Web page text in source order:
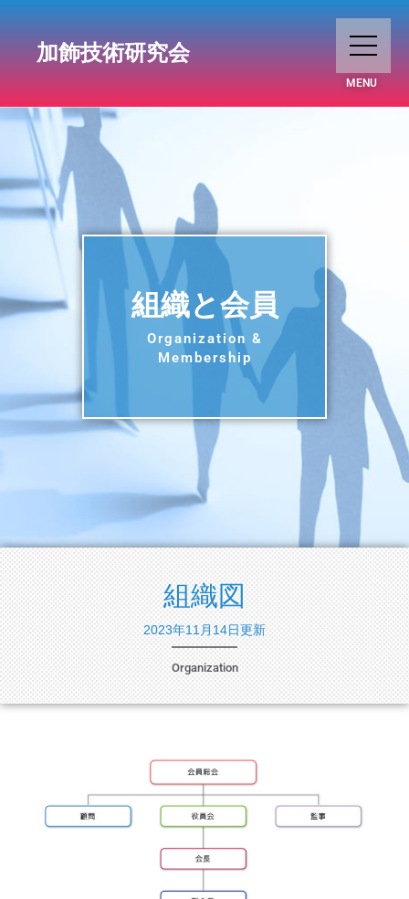
加飾技術研究会
MENU
組織と会員
Organization &
Membership
組織図
2023年11月14日更新
Organization